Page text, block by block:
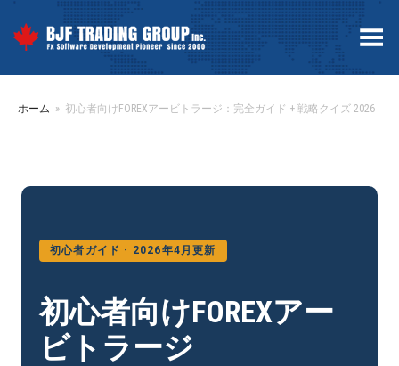
Toggle Menu
ホーム » 初心者向けFOREXアービトラージ：完全ガイド + 戦略クイズ 2026
初心者ガイド · 2026年4月更新
初心者向けFOREXアー
ビトラージ